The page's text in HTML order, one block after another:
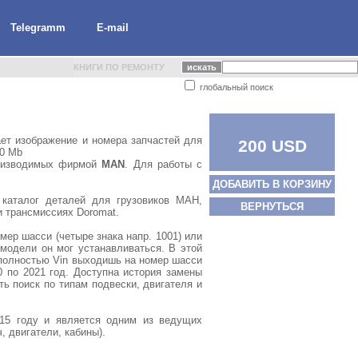
Telegramm E-mail
КНИГИ ПО РЕМОНТУ
глобальный поиск
изображение и номера запчастей для
Mb
фирмой MAN . Для работы с
деталей для грузовиков МАН,
Doromat.
шасси (четыре знака напр. 1001) или
он мог устанавливаться. В этой
Vin выходишь на номер шасси
2021 год. Доступна история замены
поиск по типам подвески, двигателя и
году и является одним из ведущих
двигатели, кабины).
200 USD
ДОБАВИТЬ В КОРЗИНУ
ВЕРНУТЬСЯ